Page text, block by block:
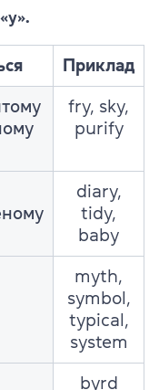
«y».
Приклад
fry, sky,
purify
diary,
tidy,
baby
myth,
symbol,
typical,
system
byrd